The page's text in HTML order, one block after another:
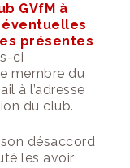
GVfM à
présentes
ci
membre du
à l’adresse
du club.
désaccord
les avoir